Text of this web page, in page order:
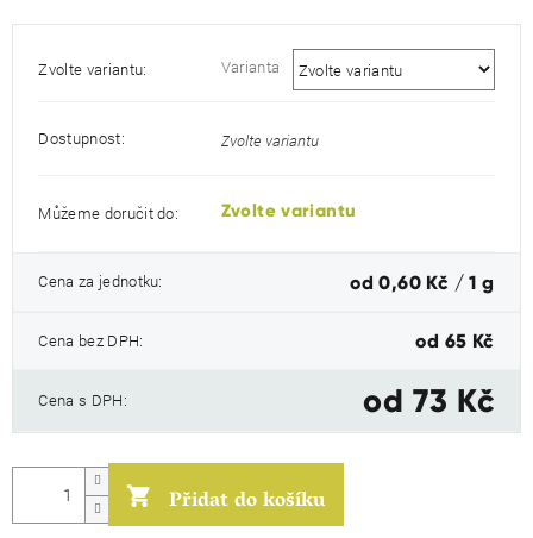
Zvolte variantu: Varianta
Dostupnost: Zvolte variantu
Můžeme doručit do: Zvolte variantu
Cena za jednotku:
Měrná
od 0,60 Kč / 1 g
Cena bez DPH: od 65 Kč
Cena s DPH: od73 Kč
Přidat do košíku